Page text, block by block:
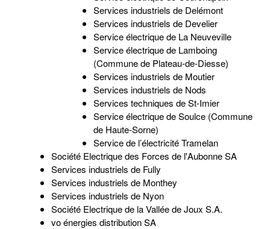
Services industriels de Delémont
Services industriels de Develier
Service électrique de La Neuveville
Service électrique de Lamboing
(Commune de Plateau-de-Diesse)
Services industriels de Moutier
Services industriels de Nods
Services techniques de St-Imier
Service électrique de Soulce (Commune
de Haute-Sorne)
Service de l’électricité Tramelan
Société Electrique des Forces de l'Aubonne SA
Services industriels de Fully
Services industriels de Monthey
Services industriels de Nyon
Société Electrique de la Vallée de Joux S.A.
vo énergies distribution SA